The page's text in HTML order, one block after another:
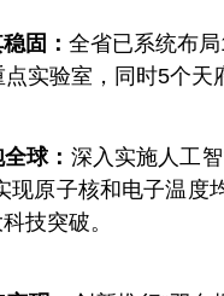
固： 全省已系统布
实验室，同时5个天
球： 深入实施人工
现原子核和电子温度
技突破。